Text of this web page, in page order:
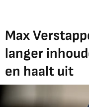
Max
langer
en haalt uit